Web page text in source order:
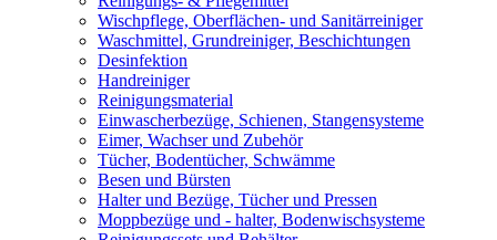
Wischpflege, Oberflächen- und Sanitärreiniger
Waschmittel, Grundreiniger, Beschichtungen
Desinfektion
Handreiniger
Reinigungsmaterial
Einwascherbezüge, Schienen, Stangensysteme
Eimer, Wachser und Zubehör
Tücher, Bodentücher, Schwämme
Besen und Bürsten
Halter und Bezüge, Tücher und Pressen
Moppbezüge und - halter, Bodenwischsysteme